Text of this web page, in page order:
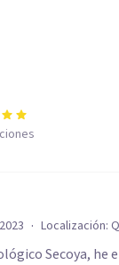
· Localización:
Secoya, he